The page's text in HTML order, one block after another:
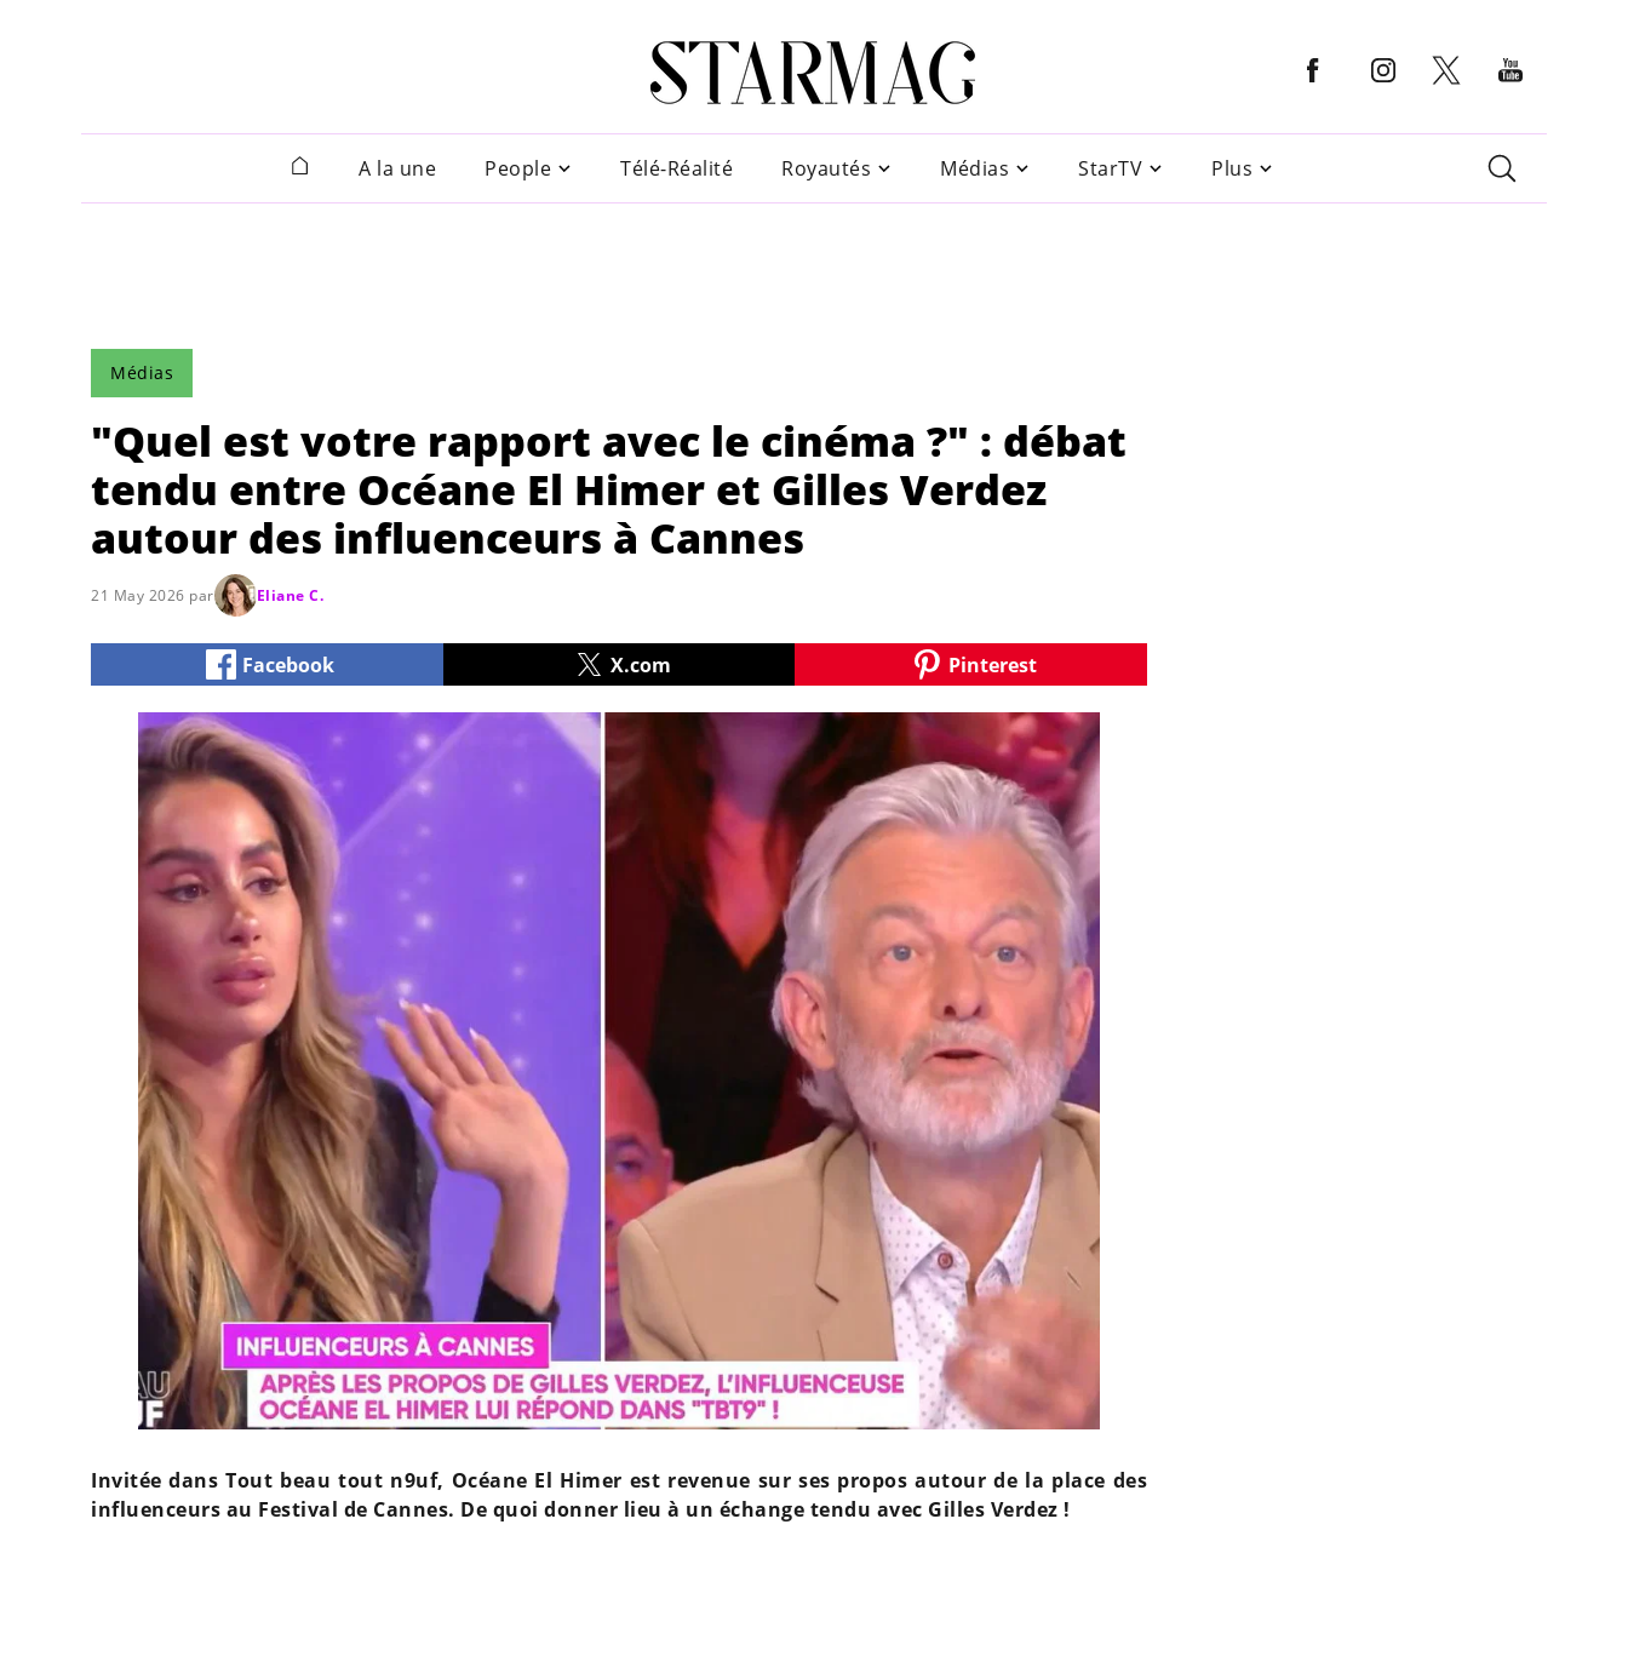
A la une People Télé-Réalité Royautés Médias StarTV Plus
Médias
"Quel est votre rapport avec le cinéma ?" : débat
tendu entre Océane El Himer et Gilles Verdez
autour des influenceurs à Cannes
21 May 2026 par Eliane C.
Facebook X.com Pinterest
Invitée dans Tout beau tout n9uf, Océane El Himer est revenue sur ses propos autour de la place des
influenceurs au Festival de Cannes. De quoi donner lieu à un échange tendu avec Gilles Verdez !